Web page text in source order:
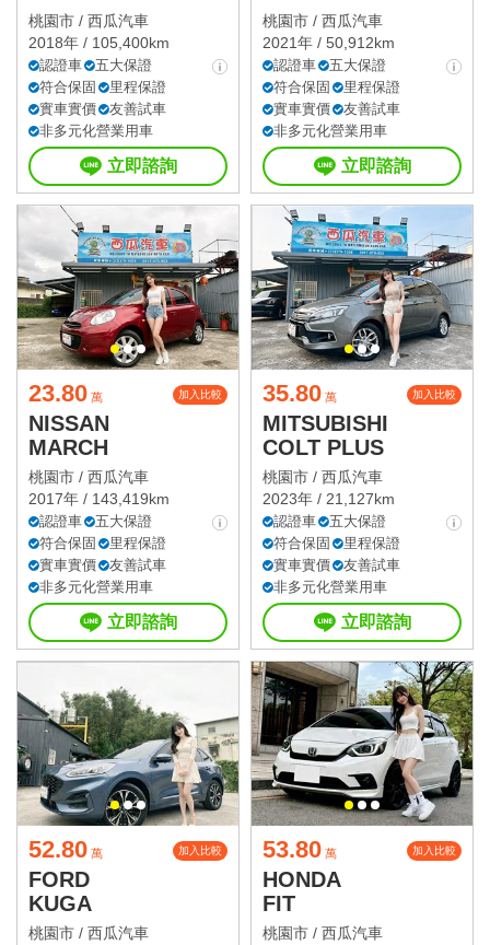
桃園市 / 西瓜汽車
2018年 / 105,400km
認證車
五大保證
符合保固
里程保證
實車實價
友善試車
非多元化營業用車
立即諮詢
桃園市 / 西瓜汽車
2021年 / 50,912km
認證車
五大保證
符合保固
里程保證
實車實價
友善試車
非多元化營業用車
立即諮詢
23.80 萬 加入比較
NISSAN
MARCH
桃園市 / 西瓜汽車
2017年 / 143,419km
認證車
五大保證
符合保固
里程保證
實車實價
友善試車
非多元化營業用車
立即諮詢
35.80 萬 加入比較
MITSUBISHI
COLT PLUS
桃園市 / 西瓜汽車
2023年 / 21,127km
認證車
五大保證
符合保固
里程保證
實車實價
友善試車
非多元化營業用車
立即諮詢
52.80 萬 加入比較
FORD
KUGA
桃園市 / 西瓜汽車
53.80 萬 加入比較
HONDA
FIT
桃園市 / 西瓜汽車